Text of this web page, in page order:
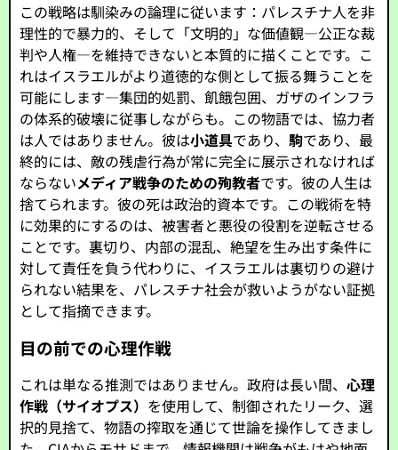
この戦略は馴染みの論理に従います：パレスチナ人を非
理性的で暴力的、そして「文明的」な価値観—公正な裁
判や人権—を維持できないと本質的に描くことです。こ
れはイスラエルがより道徳的な側として振る舞うことを
可能にします—集団的処罰、飢餓包囲、ガザのインフラ
の体系的破壊に従事しながらも。この物語では、協力者
は人ではありません。彼は小道具であり、駒であり、最
終的には、敵の残虐行為が常に完全に展示されなければ
ならないメディア戦争のための殉教者です。彼の人生は
捨てられます。彼の死は政治的資本です。この戦術を特
に効果的にするのは、被害者と悪役の役割を逆転させる
ことです。裏切り、内部の混乱、絶望を生み出す条件に
対して責任を負う代わりに、イスラエルは裏切りの避け
られない結果を、パレスチナ社会が救いようがない証拠
として指摘できます。
目の前での心理作戦
これは単なる推測ではありません。政府は長い間、心理
作戦（サイオプス） を使用して、制御されたリーク、選
択的見捨て、物語の搾取を通じて世論を操作してきまし